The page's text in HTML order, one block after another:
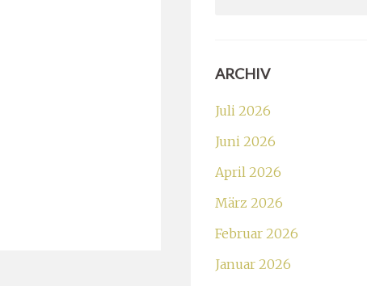
ARCHIV
Juli 2026
Juni 2026
April 2026
März 2026
Februar 2026
Januar 2026